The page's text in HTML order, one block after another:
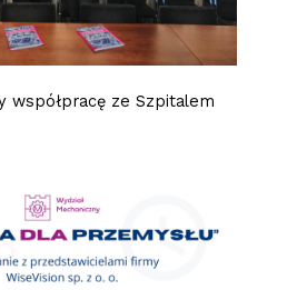
współpracę ze Szpitalem